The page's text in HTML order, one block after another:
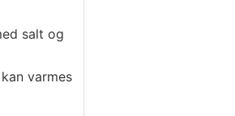
salt og
varmes